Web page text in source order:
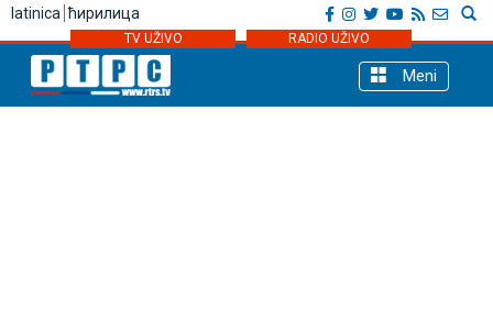
latinica ћирилица
TV UŽIVO RADIO UŽIVO
Meni